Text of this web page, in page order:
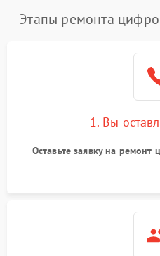
Этапы ремонта
1. Вы
Оставьте заявку на